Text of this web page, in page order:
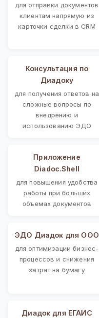
для отправки документов
клиентам напрямую из
карточки сделки в CRM
Консультация по
Диадоку
для получения ответов на
сложные вопросы по
внедрению и
использованию ЭДО
Приложение
Diadoc.Shell
для повышения удобства
работы при больших
объемах документов
ЭДО Диадок для ООО
для оптимизации бизнес-
процессов и снижения
затрат на бумагу
Диадок для ЕГАИС